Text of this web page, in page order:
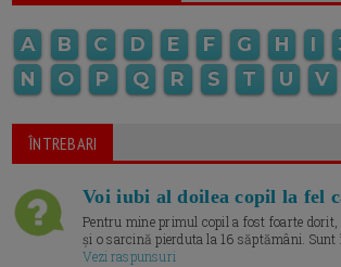
A B C D E F G H I
N
O P Q R S T U V
ÎNTREBARI
Voi iubi al doilea copil la fel
Pentru mine primul copil a fost foarte dorit,
și o sarcină pierduta la 16 săptămâni. Sunt
Vezi raspunsuri